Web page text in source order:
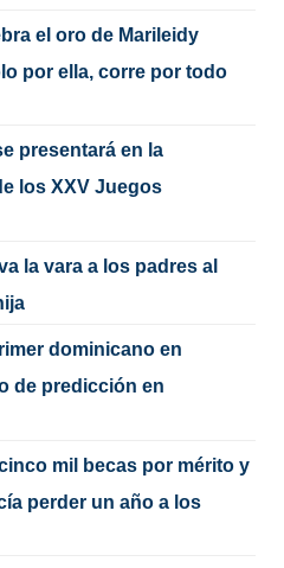
el oro de Marileidy
por ella, corre por todo
presentará en la
los XXV Juegos
la vara a los padres al
dominicano en
de predicción en
mil becas por mérito y
perder un año a los